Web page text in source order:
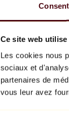
Ce site web
Les cookies nous
sociaux et
partenaires de
vous leur avez